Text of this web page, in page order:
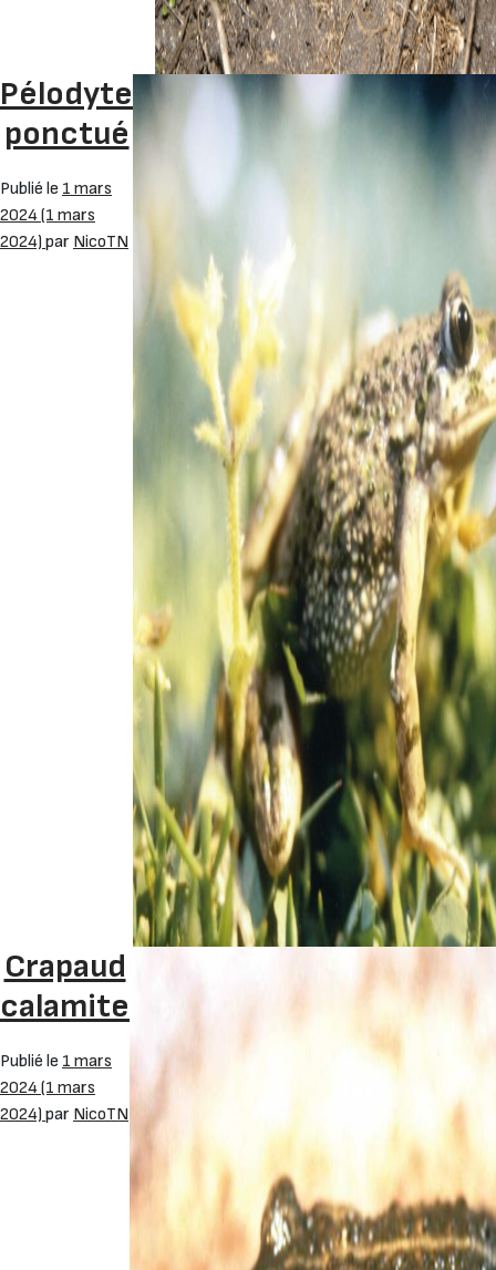
Pélodyte
ponctué
Publié le 1 mars
2024(1 mars
2024) par NicoTN
Crapaud
calamite
Publié le 1 mars
2024(1 mars
2024) par NicoTN